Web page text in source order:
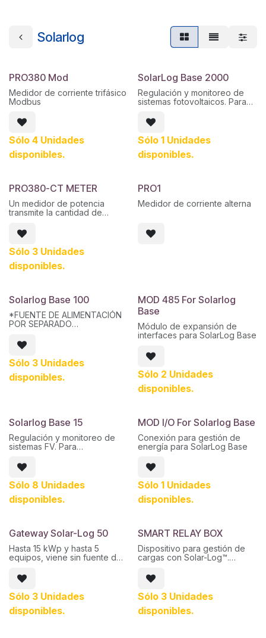
Solarlog
PRO380 Mod
Medidor de corriente trifásico
Modbus
Sólo 4 Unidades
disponibles.
SolarLog Base 2000
Regulación y monitoreo de
sistemas fotovoltaicos. Para
kWp.
Sólo 1 Unidades
disponibles.
PRO380-CT METER
Un medidor de potencia
transmite la cantidad de
SolarLog para su análisis.
Sirve como medidor de
consumo, mostrando una
comparación de la potencia
producida y consumida.
- Medición del consumo de
energía para la utilización
óptima de la potencia
generada.
energía que se ha vertido a la
- Medición de la producción
de energía de los inversores
que no son gestionados
Sólo 3 Unidades
disponibles.
PRO1
Medidor de corriente alterna
Solarlog Base 100
*FUENTE DE ALIMENTACIÓN
POR SEPARADO
El Solar-Log Base 100, para
instalaciones hasta 100,99
kWp nos brinda diversas
funciones:
mercado
-Smart Energy: más
autosuficiencia que nunca
Registro y presentación de
visualización de aparatos
individuales para la
optimización del
gestión de cargas
-Inyección 0 Universal – ​​
Garantiza el Cumplimiento de
los Requisitos Legales
Gestión de potencia activa
certificada para el mercado
español.
Sólo 3 Unidades
disponibles.
MOD 485 For Solarlog
Base
Módulo de expansión de
interfaces para SolarLog Base
Sólo 2 Unidades
disponibles.
Solarlog Base 15
Regulación y monitoreo de
sistemas FV. Para
Sólo 8 Unidades
disponibles.
MOD I/O For Solarlog Base
Conexión para gestión de
energía para SolarLog Base
Sólo 1 Unidades
disponibles.
Gateway Solar-Log 50
Hasta 15 kWp y hasta 5
equipos, viene sin fuente de
Sólo 3 Unidades
disponibles.
SMART RELAY BOX
Dispositivo para gestión de
cargas con Solar-Log™.
libre de potencial.
Sólo 3 Unidades
disponibles.